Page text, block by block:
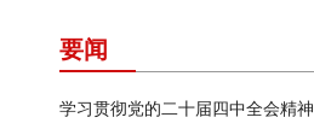
要闻
学习贯彻党的二十届四中全会精神